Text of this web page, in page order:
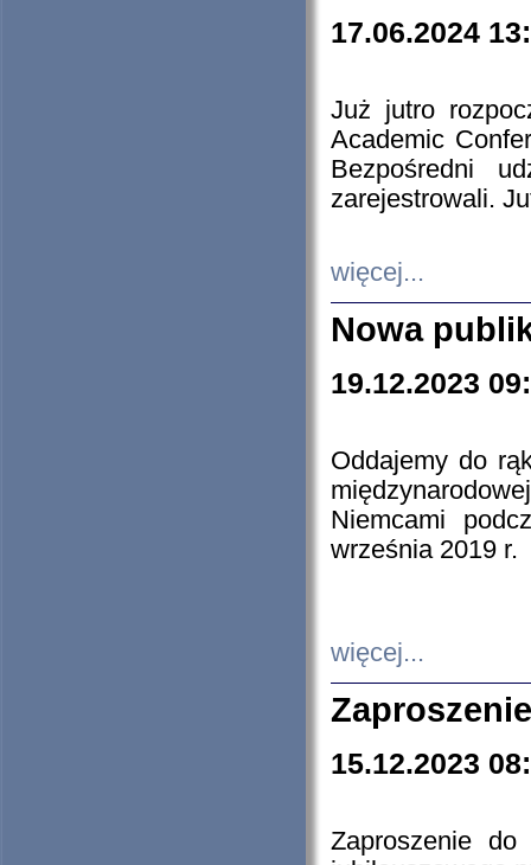
17.06.2024
Już jutro
Academic
Bezpośredni
zarejestrowali.
więcej...
Nowa
19.12.2023
Oddajemy do
Niemcami
września 2019 r.
więcej...
15.12.2023
Zaproszenie do